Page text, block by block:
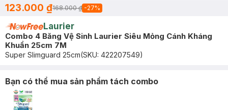
123.000 ₫168.000 ₫ -27%
Laurier
Combo 4 Băng Vệ Sinh Laurier Siêu Mỏng Cánh Kháng
Khuẩn 25cm 7M
Super Slimguard 25cm(SKU: 422207549)
Bạn có thể mua sản phẩm tách combo